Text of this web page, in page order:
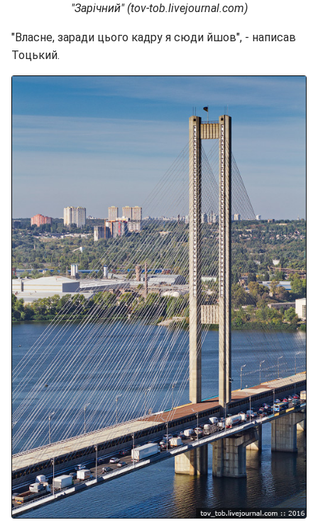
"Зарічний" (tov-tob.livejournal.com)
"Власне, заради цього кадру я сюди йшов", - написав
Тоцький.